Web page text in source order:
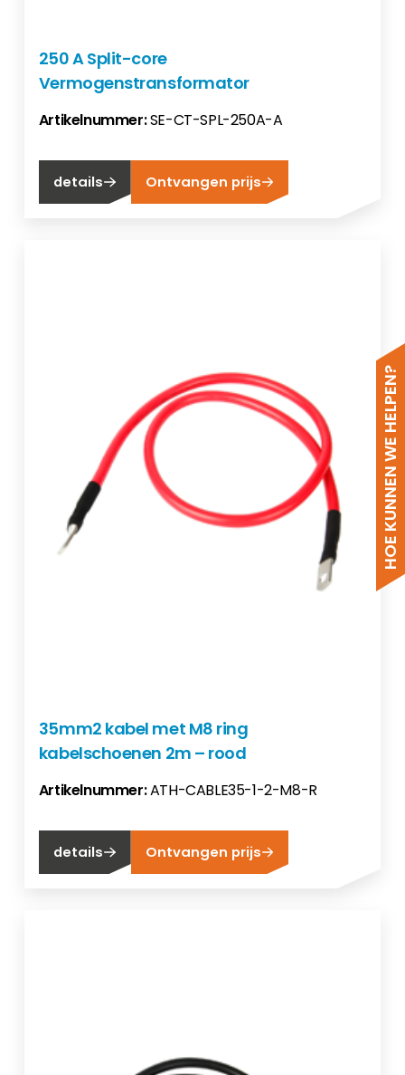
HOE KUNNEN WE HELPEN?
250 A Split-core
Vermogenstransformator
Artikelnummer:SE-CT-SPL-250A-A
details Ontvangen prijs
35mm2 kabel met M8 ring
kabelschoenen 2m – rood
Artikelnummer:ATH-CABLE35-1-2-M8-R
details Ontvangen prijs